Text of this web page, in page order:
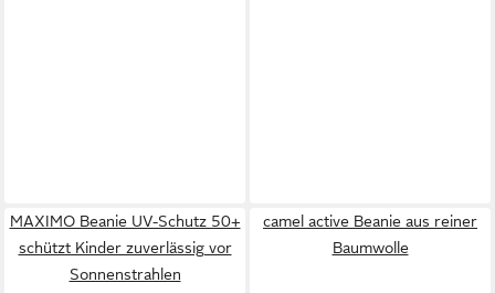
MAXIMO Beanie UV-Schutz 50+
schützt Kinder zuverlässig vor
Sonnenstrahlen
camel active Beanie aus reiner
Baumwolle